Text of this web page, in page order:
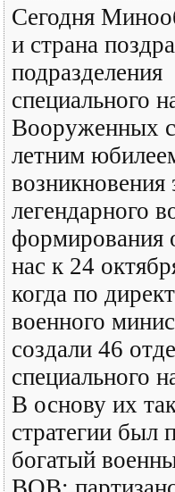
Сегодня
и страна
подразделения
специального
Вооруженных
летним
возникновения
легендарного
формирования
нас к 24
когда по
военного
создали 46
специального
В основу их
стратегии был
богатый